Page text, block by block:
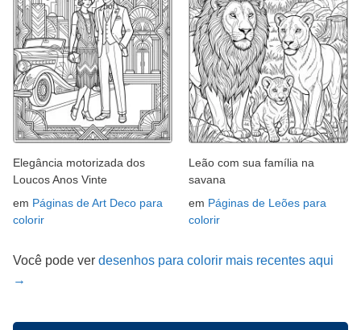
Elegância motorizada dos
Loucos Anos Vinte
em Páginas de Art Deco para
colorir
Leão com sua família na
savana
em Páginas de Leões para
colorir
Você pode ver desenhos para colorir mais recentes aqui
→